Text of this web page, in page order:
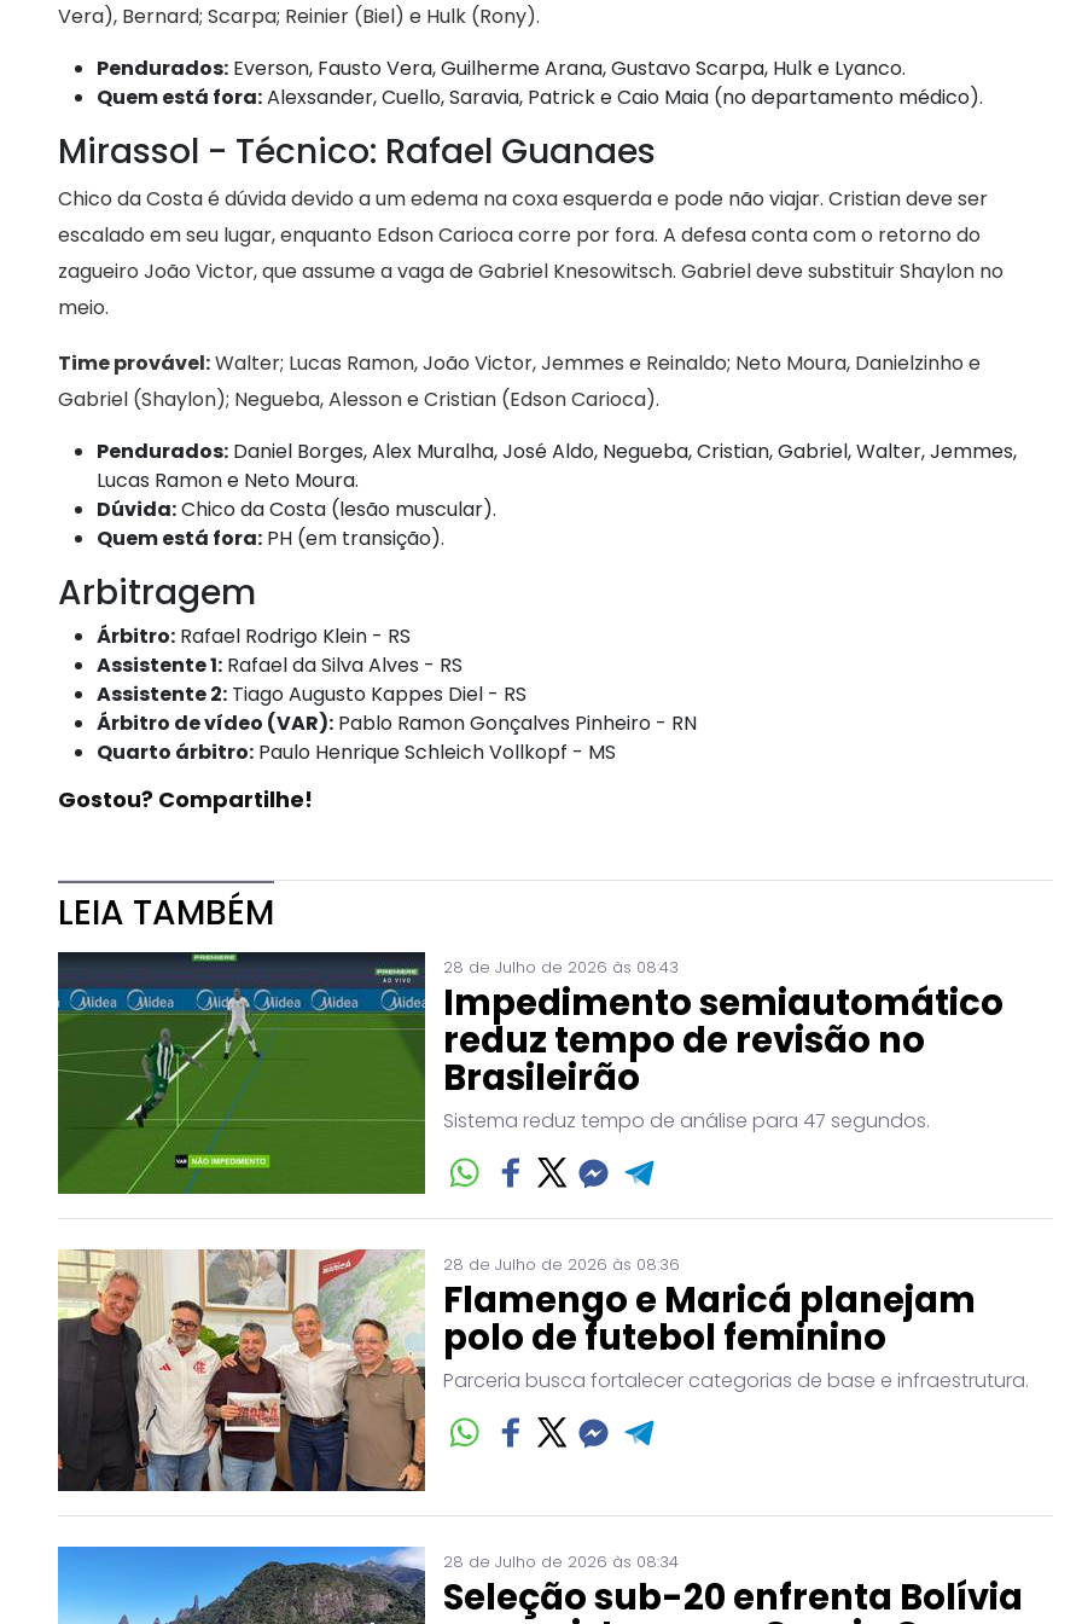
Vera), Bernard; Scarpa; Reinier (Biel) e Hulk (Rony).
Pendurados: Everson, Fausto Vera, Guilherme Arana, Gustavo Scarpa, Hulk e Lyanco.
Quem está fora:Alexsander, Cuello, Saravia, Patrick e Caio Maia (no departamento médico).
Mirassol - Técnico: Rafael Guanaes
Chico da Costa é dúvida devido a um edema na coxa esquerda e pode não viajar. Cristian deve ser
escalado em seu lugar, enquanto Edson Carioca corre por fora. A defesa conta com o retorno do
zagueiro João Victor, que assume a vaga de Gabriel Knesowitsch. Gabriel deve substituir Shaylon no
meio.
Time provável:Walter; Lucas Ramon, João Victor, Jemmes e Reinaldo; Neto Moura, Danielzinho e
Gabriel (Shaylon); Negueba, Alesson e Cristian (Edson Carioca).
Pendurados: Daniel Borges, Alex Muralha, José Aldo, Negueba, Cristian, Gabriel, Walter, Jemmes,
Lucas Ramon e Neto Moura.
Dúvida:Chico da Costa (lesão muscular).
Quem está fora: PH (em transição).
Arbitragem
Árbitro: Rafael Rodrigo Klein - RS
Assistente 1: Rafael da Silva Alves - RS
Assistente 2: Tiago Augusto Kappes Diel - RS
Árbitro de vídeo (VAR): Pablo Ramon Gonçalves Pinheiro - RN
Quarto árbitro: Paulo Henrique Schleich Vollkopf - MS
Gostou? Compartilhe!
LEIA TAMBÉM
28 de Julho de 2026 às 08:43
Impedimento semiautomático
reduz tempo de revisão no
Brasileirão
Sistema reduz tempo de análise para 47 segundos.
28 de Julho de 2026 às 08:36
Flamengo e Maricá planejam
polo de futebol feminino
Parceria busca fortalecer categorias de base e infraestrutura.
28 de Julho de 2026 às 08:34
Seleção sub-20 enfrenta Bolívia